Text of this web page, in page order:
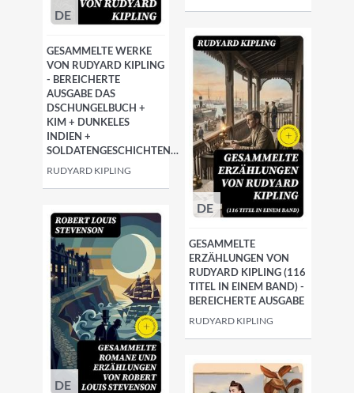
DE
GESAMMELTE WERKE
VON RUDYARD KIPLING
- BEREICHERTE
AUSGABE DAS
DSCHUNGELBUCH +
KIM + DUNKELES
INDIEN +
SOLDATENGESCHICHTEN…
RUDYARD KIPLING
DE
GESAMMELTE
ERZÄHLUNGEN VON
RUDYARD KIPLING (116
TITEL IN EINEM BAND) -
BEREICHERTE AUSGABE
RUDYARD KIPLING
DE